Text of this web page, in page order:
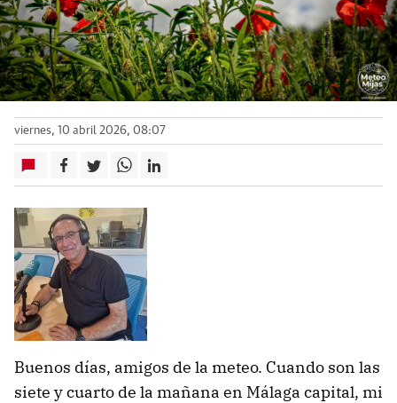
viernes, 10 abril 2026, 08:07
Buenos días, amigos de la meteo. Cuando son las
siete y cuarto de la mañana en Málaga capital, mi